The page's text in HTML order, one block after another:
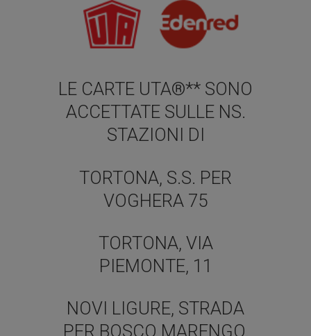
LE CARTE UTA®** SONO
ACCETTATE SULLE NS.
STAZIONI DI
TORTONA, S.S. PER
VOGHERA 75
TORTONA, VIA
PIEMONTE, 11
NOVI LIGURE, STRADA
PER BOSCO MARENGO,